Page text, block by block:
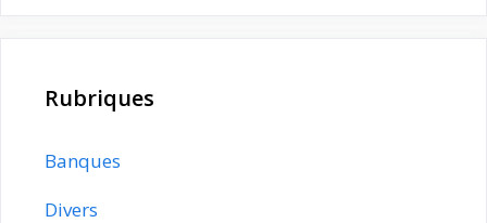
Rubriques
Banques
Divers